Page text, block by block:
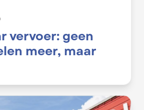
vervoer: geen
meer, maar